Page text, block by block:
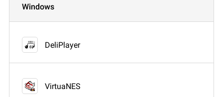
Windows
DeliPlayer
VirtuaNES